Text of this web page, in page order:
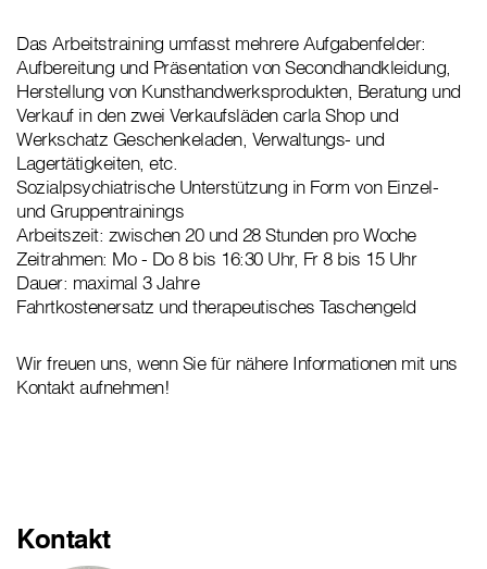
Das Arbeitstraining umfasst mehrere Aufgabenfelder:
Aufbereitung und Präsentation von Secondhandkleidung,
Herstellung von Kunsthandwerksprodukten, Beratung und
Verkauf in den zwei Verkaufsläden carla Shop und
Werkschatz Geschenkeladen, Verwaltungs- und
Lagertätigkeiten, etc.
Sozialpsychiatrische Unterstützung in Form von Einzel-
und Gruppentrainings
Arbeitszeit: zwischen 20 und 28 Stunden pro Woche
Zeitrahmen: Mo - Do 8 bis 16:30 Uhr, Fr 8 bis 15 Uhr
Dauer: maximal 3 Jahre
Fahrtkostenersatz und therapeutisches Taschengeld
Wir freuen uns, wenn Sie für nähere Informationen mit uns
Kontakt aufnehmen!
Kontakt